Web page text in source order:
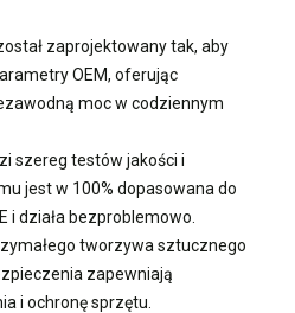
zaprojektowany tak, aby
OEM, oferując
moc w codziennym
szereg testów jakości i
jest w 100% dopasowana do
i działa bezproblemowo.
tworzywa sztucznego
zapewniają
i ochronę sprzętu.